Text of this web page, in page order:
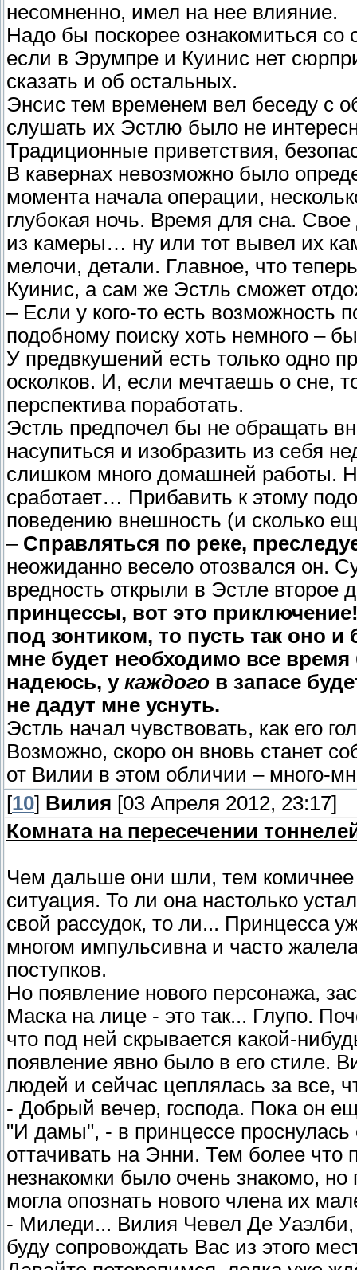
несомненно, имел на нее влияние.
Надо бы поскорее ознакомиться
если в Эрумпре и Куинис нет
сказать и об остальных.
Энсис тем временем вел беседу с
слушать их Эстлю было не
Традиционные приветствия,
В кавернах невозможно было
момента начала операции,
глубокая ночь. Время для сна.
из камеры… ну или тот вывел их
мелочи, детали. Главное, что
Куинис, а сам же Эстль сможет
– Если у кого-то есть возможность
подобному поиску хоть немного –
У предвкушений есть только одно
осколков. И, если мечтаешь о сне,
перспектива поработать.
Эстль предпочел бы не обращать
насупиться и изобразить из себя
слишком много домашней работы.
сработает… Прибавить к этому
поведению внешность (и сколько
– Справляться по реке,
неожиданно весело отозвался он.
вредность открыли в Эстле второе
принцессы, вот это
под зонтиком, то пусть так оно
мне будет необходимо все
надеюсь, у каждого в запасе
не дадут мне уснуть.
Эстль начал чувствовать, как его
Возможно, скоро он вновь станет
от Вилии в этом обличии – много-
[10] Вилия [03 Апреля 2012, 23:17]
Комната на пересечении
Чем дальше они шли, тем комичнее
ситуация. То ли она настолько
свой рассудок, то ли... Принцесса
многом импульсивна и часто
поступков.
Но появление нового персонажа,
Маска на лице - это так... Глупо.
что под ней скрывается какой-
появление явно было в его стиле.
людей и сейчас цеплялась за все,
- Добрый вечер, господа. Пока он
"И дамы", - в принцессе проснулась
оттачивать на Энни. Тем более
незнакомки было очень знакомо,
могла опознать нового члена их
- Миледи... Вилия Чевел Де
буду сопровождать Вас из этого